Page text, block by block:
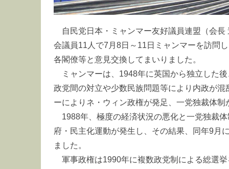
自民党日本・ミャンマー友好議員連盟（会
会議員11人で7月8日～11日ミャンマーを訪問
各閣僚等と意見交換してまいりました。
ミャンマーは、1948年に英国から独立した
政党間の対立や少数民族問題等により内政が
ーによりネ・ウィン政権が発足、一党独裁体制
1988年、極度の経済状況の悪化と一党独裁
府・民主化運動が発生し、その結果、同年9月
ました。
軍事政権は1990年に複数政党制による総選